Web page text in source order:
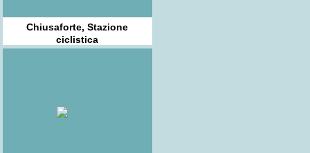
Chiusaforte, Stazione
ciclistica